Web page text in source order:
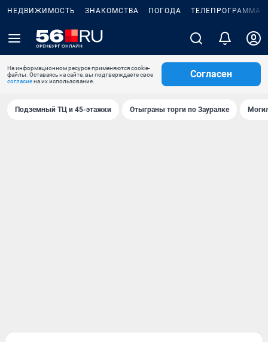
НЕДВИЖИМОСТЬ ЗНАКОМСТВА ПОГОДА ТЕЛЕПРОГРАММА
На информационном ресурсе применяются cookie-
файлы. Оставаясь на сайте, вы подтверждаете свое
согласиена их использование.
Согласен
Подземный ТЦ и 45-этажки Отыграны торги по Зауралке